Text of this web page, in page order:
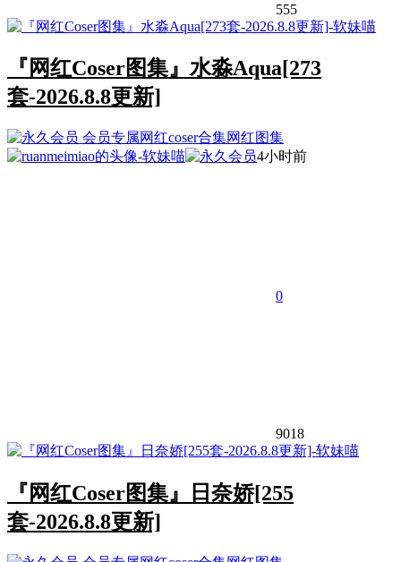
555
『网红Coser图集』水淼Aqua[273
套-2026.8.8更新]
会员专属网红coser合集网红图集
4小时前
0
9018
『网红Coser图集』日奈娇[255
套-2026.8.8更新]